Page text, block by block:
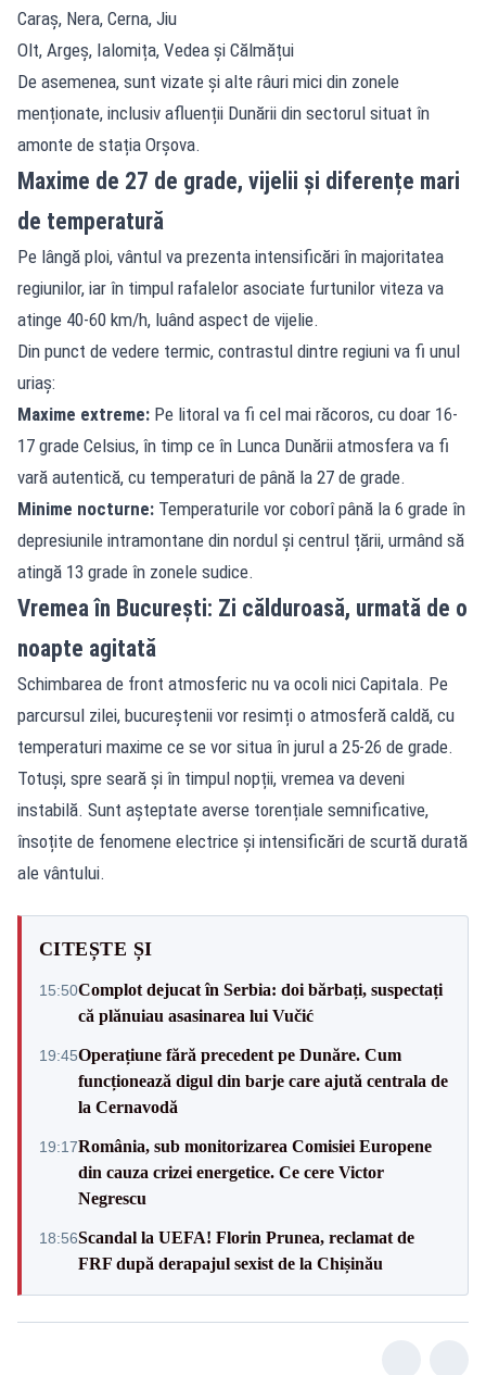
Caraș, Nera, Cerna, Jiu
Olt, Argeș, Ialomița, Vedea și Călmățui
De asemenea, sunt vizate și alte râuri mici din zonele
menționate, inclusiv afluenții Dunării din sectorul situat în
amonte de stația Orșova.
Maxime de 27 de grade, vijelii și diferențe mari
de temperatură
Pe lângă ploi, vântul va prezenta intensificări în majoritatea
regiunilor, iar în timpul rafalelor asociate furtunilor viteza va
atinge 40-60 km/h, luând aspect de vijelie.
Din punct de vedere termic, contrastul dintre regiuni va fi unul
uriaș:
Maxime extreme: Pe litoral va fi cel mai răcoros, cu doar 16-
17 grade Celsius, în timp ce în Lunca Dunării atmosfera va fi
vară autentică, cu temperaturi de până la 27 de grade.
Minime nocturne: Temperaturile vor coborî până la 6 grade în
depresiunile intramontane din nordul și centrul țării, urmând să
atingă 13 grade în zonele sudice.
Vremea în București: Zi călduroasă, urmată de o
noapte agitată
Schimbarea de front atmosferic nu va ocoli nici Capitala. Pe
parcursul zilei, bucureștenii vor resimți o atmosferă caldă, cu
temperaturi maxime ce se vor situa în jurul a 25-26 de grade.
Totuși, spre seară și în timpul nopții, vremea va deveni
instabilă. Sunt așteptate averse torențiale semnificative,
însoțite de fenomene electrice și intensificări de scurtă durată
ale vântului.
CITEȘTE ȘI
15:50Complot dejucat în Serbia: doi bărbați, suspectați
că plănuiau asasinarea lui Vučić
19:45Operațiune fără precedent pe Dunăre. Cum
funcționează digul din barje care ajută centrala de
la Cernavodă
19:17România, sub monitorizarea Comisiei Europene
din cauza crizei energetice. Ce cere Victor
Negrescu
18:56Scandal la UEFA! Florin Prunea, reclamat de
FRF după derapajul sexist de la Chișinău